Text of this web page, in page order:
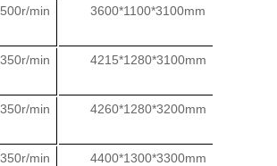
500r/min 3600*1100*3100mm
350r/min 4215*1280*3100mm
350r/min 4260*1280*3200mm
350r/min 4400*1300*3300mm